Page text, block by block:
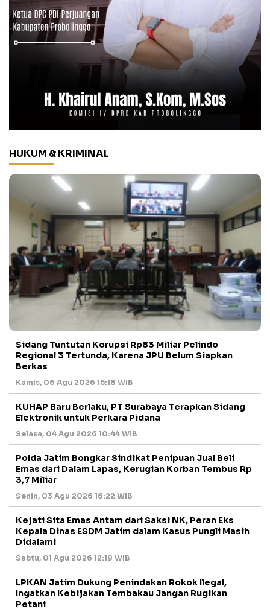
HUKUM & KRIMINAL
Sidang Tuntutan Korupsi Rp83 Miliar Pelindo
Regional 3 Tertunda, Karena JPU Belum Siapkan
Berkas
Kamis, 06 Agu 2026 15:18 WIB
KUHAP Baru Berlaku, PT Surabaya Terapkan Sidang
Elektronik untuk Perkara Pidana
Selasa, 04 Agu 2026 10:44 WIB
Polda Jatim Bongkar Sindikat Penipuan Jual Beli
Emas dari Dalam Lapas, Kerugian Korban Tembus Rp
3,7 Miliar
Senin, 03 Agu 2026 16:22 WIB
Kejati Sita Emas Antam dari Saksi NK, Peran Eks
Kepala Dinas ESDM Jatim dalam Kasus Pungli Masih
Didalami
Sabtu, 01 Agu 2026 12:19 WIB
LPKAN Jatim Dukung Penindakan Rokok Ilegal,
Ingatkan Kebijakan Tembakau Jangan Rugikan
Petani